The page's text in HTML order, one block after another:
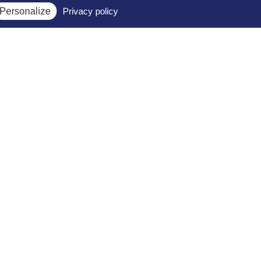
Personalize Privacy policy